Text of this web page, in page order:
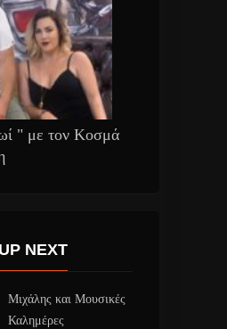
" με τον Κοσμά
NEXT
Μιχάλης και Μουσικές
Καλημέρες